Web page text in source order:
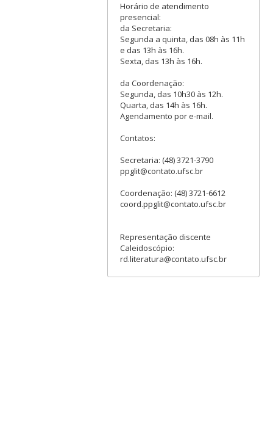
Horário de atendimento
presencial:
da Secretaria:
Segunda a quinta, das 08h às 11h
e das 13h às 16h.
Sexta, das 13h às 16h.
da Coordenação:
Segunda, das 10h30 às 12h.
Quarta, das 14h às 16h.
Agendamento por e-mail.
Contatos:
Secretaria: (48) 3721-3790
ppglit@contato.ufsc.br
Coordenação: (48) 3721-6612
coord.ppglit@contato.ufsc.br
Representação discente
Caleidoscópio:
rd.literatura@contato.ufsc.br